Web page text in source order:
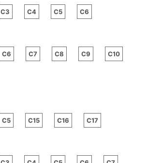
C3 C4 C5 C6
C6 C7 C8 C9 C10
C5 C15 C16 C17